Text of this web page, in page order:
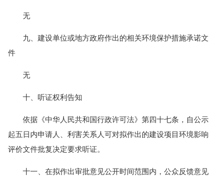
无
九、建设单位或地方政府作出的相关环境保护措施承诺文
件
无
十、听证权利告知
依据《中华人民共和国行政许可法》第四十七条，自公示
起五日内申请人、利害关系人可对拟作出的建设项目环境影响
评价文件批复决定要求听证。
十一、在拟作出审批意见公开时间范围内，公众反馈意见